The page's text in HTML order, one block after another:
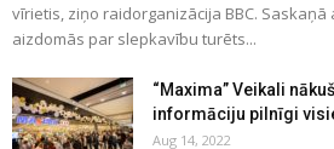
vīrietis, ziņo raidorganizācija BBC.
aizdomās par slepkavību turēts...
“Maxima” Veikali
informāciju pilnīgi
Aug 14, 2022